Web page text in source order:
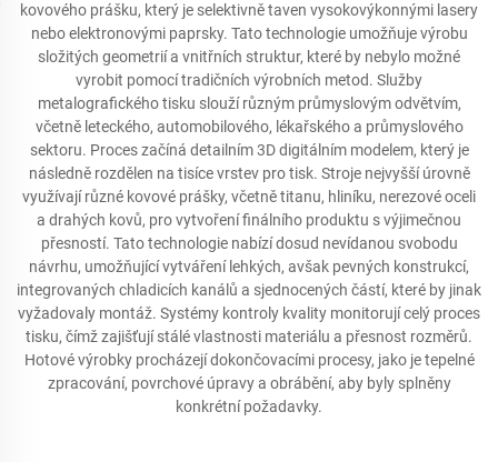
kovového prášku, který je selektivně taven vysokovýkonnými lasery
nebo elektronovými paprsky. Tato technologie umožňuje výrobu
složitých geometrií a vnitřních struktur, které by nebylo možné
vyrobit pomocí tradičních výrobních metod. Služby
metalografického tisku slouží různým průmyslovým odvětvím,
včetně leteckého, automobilového, lékařského a průmyslového
sektoru. Proces začíná detailním 3D digitálním modelem, který je
následně rozdělen na tisíce vrstev pro tisk. Stroje nejvyšší úrovně
využívají různé kovové prášky, včetně titanu, hliníku, nerezové oceli
a drahých kovů, pro vytvoření finálního produktu s výjimečnou
přesností. Tato technologie nabízí dosud nevídanou svobodu
návrhu, umožňující vytváření lehkých, avšak pevných konstrukcí,
integrovaných chladicích kanálů a sjednocených částí, které by jinak
vyžadovaly montáž. Systémy kontroly kvality monitorují celý proces
tisku, čímž zajišťují stálé vlastnosti materiálu a přesnost rozměrů.
Hotové výrobky procházejí dokončovacími procesy, jako je tepelné
zpracování, povrchové úpravy a obrábění, aby byly splněny
konkrétní požadavky.